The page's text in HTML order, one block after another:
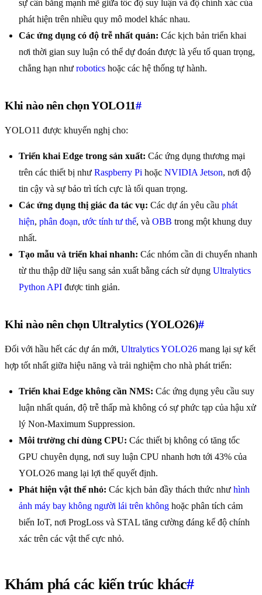
sự cân bằng mạnh mẽ giữa tốc độ suy luận và độ chính xác của
phát hiện trên nhiều quy mô model khác nhau.
Các ứng dụng có độ trễ nhất quán: Các kịch bản triển khai
nơi thời gian suy luận có thể dự đoán được là yếu tố quan trọng,
chẳng hạn như robotics hoặc các hệ thống tự hành.
Khi nào nên chọn YOLO11#
YOLO11 được khuyến nghị cho:
Triển khai Edge trong sản xuất: Các ứng dụng thương mại
trên các thiết bị như Raspberry Pi hoặc NVIDIA Jetson, nơi độ
tin cậy và sự bảo trì tích cực là tối quan trọng.
Các ứng dụng thị giác đa tác vụ: Các dự án yêu cầu phát
hiện, phân đoạn, ước tính tư thế, và OBB trong một khung duy
nhất.
Tạo mẫu và triển khai nhanh: Các nhóm cần di chuyển nhanh
từ thu thập dữ liệu sang sản xuất bằng cách sử dụng Ultralytics
Python API được tinh giản.
Khi nào nên chọn Ultralytics (YOLO26)#
Đối với hầu hết các dự án mới, Ultralytics YOLO26 mang lại sự kết
hợp tốt nhất giữa hiệu năng và trải nghiệm cho nhà phát triển:
Triển khai Edge không cần NMS: Các ứng dụng yêu cầu suy
luận nhất quán, độ trễ thấp mà không có sự phức tạp của hậu xử
lý Non-Maximum Suppression.
Môi trường chỉ dùng CPU: Các thiết bị không có tăng tốc
GPU chuyên dụng, nơi suy luận CPU nhanh hơn tới 43% của
YOLO26 mang lại lợi thế quyết định.
Phát hiện vật thể nhỏ: Các kịch bản đầy thách thức như hình
ảnh máy bay không người lái trên không hoặc phân tích cảm
biến IoT, nơi ProgLoss và STAL tăng cường đáng kể độ chính
xác trên các vật thể cực nhỏ.
Khám phá các kiến trúc khác#